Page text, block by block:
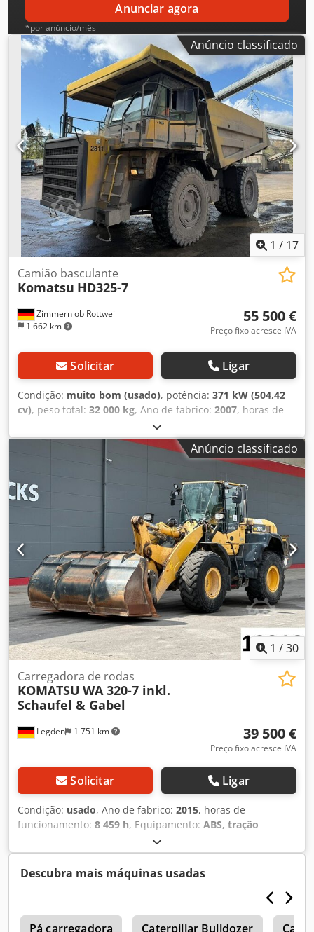
Anunciar agora
*por anúncio/mês
Anúncio classificado
1 / 17
Zimmern ob Rottweil
1 662 km
Camião basculante
Komatsu HD325-7
55 500 €
Preço fixo acresce IVA
Solicitar Ligar
Condição: muito bom (usado), potência: 371 kW (504,42
cv), peso total: 32 000 kg, Ano de fabrico: 2007, horas de
, KOMATSU HD325-7 Ano de
fabricação: 2007 Horas de operação: 26.259 h Cabine
fechada Rádio Ar condicionado Câmera de ré Aquecimento
da caçamba Estado da caçamba: 60-70% preservado
Sistema de lubrificação central Tamanho dos pneus:
18.00R33: aprox. 80% preservados Chjdpfx Aksyybt Soqsa
Motor com 371 kW CE / EPA Peso operacional: 32 t.
Anúncio classificado
1 /30
Legden 1 751 km
Carregadora de rodas
KOMATSU WA 320-7 inkl.
Schaufel & Gabel
39 500 €
Preço fixo acresce IVA
Solicitar Ligar
Condição: usado, Ano de fabrico: 2015, horas de
funcionamento: 8 459 h, Equipamento: ABS, tração
, * Cabine fechada * Sistema de filtragem Hauser
Air 26 Alva Chodpfjzrrkpex Akqja * Rádio com leitor de CD
* Ecrã de informações TFT * Ar condicionado * Sistema de
câmaras de marcha-atrás com monitor externo *
Desativação da carga * Inclui pá carregadora e garfos para
paletes * Potência do motor: 123 kW * VSC * K-TCS ----
Número do veículo: 12318 ----Salvo erros e alterações
Descubra mais máquinas usadas
Pá carregadora Caterpillar Bulldozer